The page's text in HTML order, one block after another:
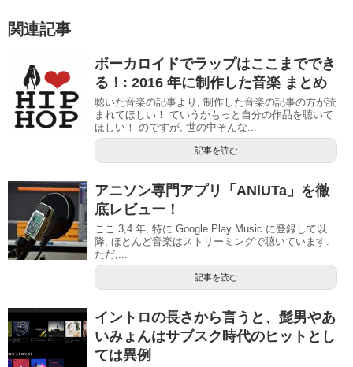
関連記事
ボーカロイドでラップはここまででき
る！: 2016 年に制作した音楽 まとめ
聴いた音楽の記事より, 制作した音楽の記事の方が読
まれてほしい！ ていうかもっと自分の作品を聴いて
ほしい！ のですが, 世の中そんな...
記事を読む
アニソン専門アプリ「ANiUTa」を徹
底レビュー！
ここ 3,4 年, 特に Google Play Music に登録して以
降, ほとんど音楽はストリーミングで聴いています.
ただ,...
記事を読む
イントロの長さから言うと、髭男やあ
いみょんはサブスク時代のヒットとし
ては異例